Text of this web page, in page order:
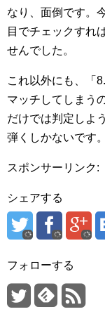
なり、面倒です。
目でチェックすれ
せんでした。
これ以外にも、「
マッチしてしまう
だけでは判定しよ
弾くしかないです。
スポンサーリンク:
シェアする
フォローする